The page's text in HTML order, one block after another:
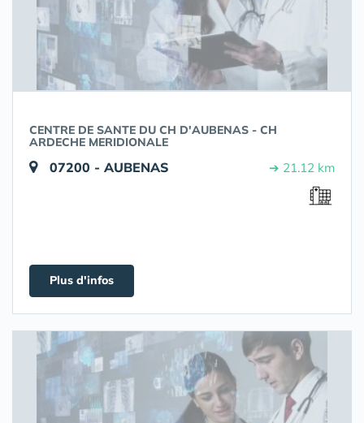
CENTRE DE SANTE DU CH D'AUBENAS - CH
ARDECHE MERIDIONALE
07200 - AUBENAS ➔ 21.12 km
Plus d'infos